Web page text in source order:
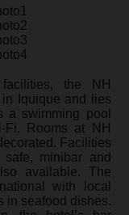
the NH
in Iquique and lies
a swimming pool
Fi. Rooms at NH
Facilities
minibar and
available. The
with local
in seafood dishes.